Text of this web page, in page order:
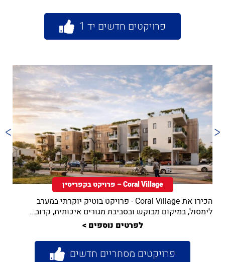
פרויקטים חדשים יד 1
Coral Village – פרויקט בקפריסין
הכירו את Coral Village - פרויקט בוטיק יוקרתי במערב
לימסול, במיקום מבוקש ובסביבת מגורים איכותית, קרוב...
לפרטים נוספים >
פרויקטים מסחריים חדשים